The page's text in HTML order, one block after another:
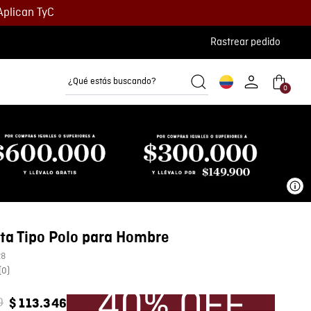
TyC
Rastrear pedido
¿Qué estás buscando?
0
Tipo Polo para Hombre
(0)
$ 113.346